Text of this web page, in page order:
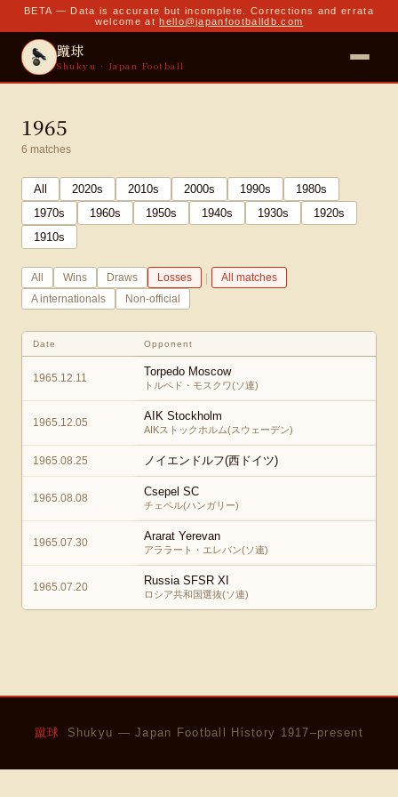
BETA — Data is accurate but incomplete. Corrections and errata
welcome at hello@japanfootballdb.com
蹴球
Shukyu · Japan Football
1965
6 matches
All 2020s 2010s 2000s 1990s 1980s
1970s 1960s 1950s 1940s 1930s 1920s
1910s
All Wins Draws Losses |
All matches
A internationals
Non-official
Date Opponent
1965.12.11 Torpedo Moscow
トルペド・モスクワ(ソ連)
1965.12.05 AIK Stockholm
AIKストックホルム(スウェーデン)
1965.08.25 ノイエンドルフ(西ドイツ)
1965.08.08 Csepel SC
チェペル(ハンガリー)
1965.07.30 Ararat Yerevan
アララート・エレバン(ソ連)
1965.07.20 Russia SFSR XI
ロシア共和国選抜(ソ連)
蹴球 Shukyu — Japan Football History 1917–present